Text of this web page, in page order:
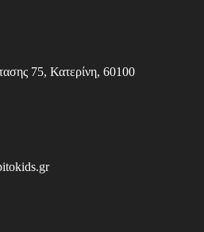
75, Κατερίνη, 60100
Opens